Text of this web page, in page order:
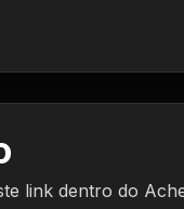
link dentro do